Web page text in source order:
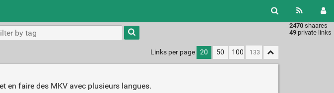
2470 shaares
49 private links
Links per page 20 50 100
en faire des MKV avec plusieurs langues.